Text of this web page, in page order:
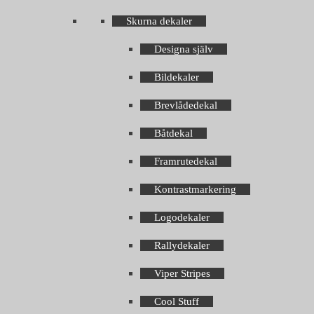
Skurna dekaler
Designa själv
Bildekaler
Brevlådedekal
Båtdekal
Framrutedekal
Kontrastmarkering
Logodekaler
Rallydekaler
Viper Stripes
Cool Stuff